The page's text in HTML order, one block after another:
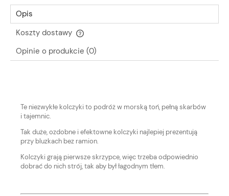
Opis
Koszty dostawy
Cena nie zawiera ewentualnych kosztów płatności
Opinie o produkcie (0)
Te niezwykłe kolczyki to podróż w morską toń, pełną skarbów
i tajemnic.
Tak duże, ozdobne i efektowne kolczyki najlepiej prezentują
przy bluzkach bez ramion.
Kolczyki grają pierwsze skrzypce, więc trzeba odpowiednio
dobrać do nich strój, tak aby był łagodnym tłem.